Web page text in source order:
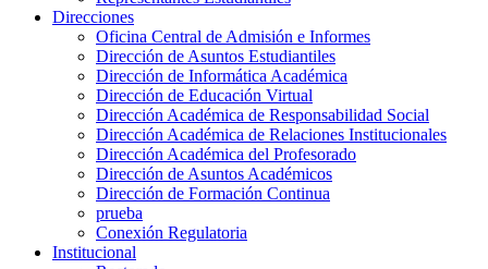
Direcciones
Oficina Central de Admisión e Informes
Dirección de Asuntos Estudiantiles
Dirección de Informática Académica
Dirección de Educación Virtual
Dirección Académica de Responsabilidad Social
Dirección Académica de Relaciones Institucionales
Dirección Académica del Profesorado
Dirección de Asuntos Académicos
Dirección de Formación Continua
prueba
Conexión Regulatoria
Institucional